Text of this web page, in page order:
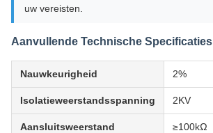
uw vereisten.
Aanvullende Technische Specificaties
Nauwkeurigheid 2%
Isolatieweerstandsspanning 2KV
Aansluitsweerstand ≥100kΩ